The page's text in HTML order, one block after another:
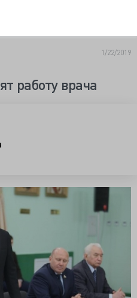
1/22/2019
работу врача